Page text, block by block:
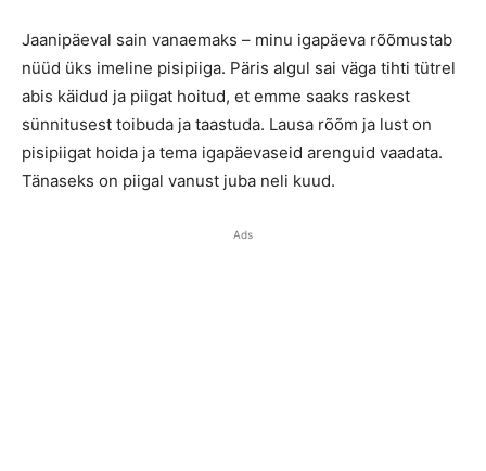
Jaanipäeval sain vanaemaks – minu igapäeva rõõmustab
nüüd üks imeline pisipiiga. Päris algul sai väga tihti tütrel
abis käidud ja piigat hoitud, et emme saaks raskest
sünnitusest toibuda ja taastuda. Lausa rõõm ja lust on
pisipiigat hoida ja tema igapäevaseid arenguid vaadata.
Tänaseks on piigal vanust juba neli kuud.
Ads